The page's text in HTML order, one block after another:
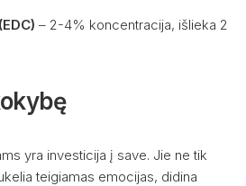
– 2-4% koncentracija, išlieka 2
yra investicija į save. Jie ne tik
teigiamas emocijas, didina